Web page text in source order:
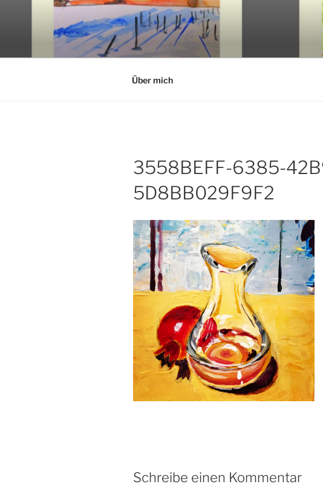
GALERIE KROH
acryl and aquarell painting
Über mich
3558BEFF-6385-
5D8BB029F9F2
Schreibe einen Kommentar